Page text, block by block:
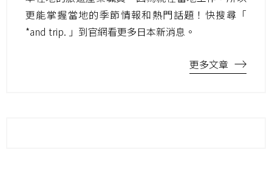
更能掌握當地的季節情報和熱門話題！快搜尋「
*and trip. 」到官網看更多日本新消息。
更多文章